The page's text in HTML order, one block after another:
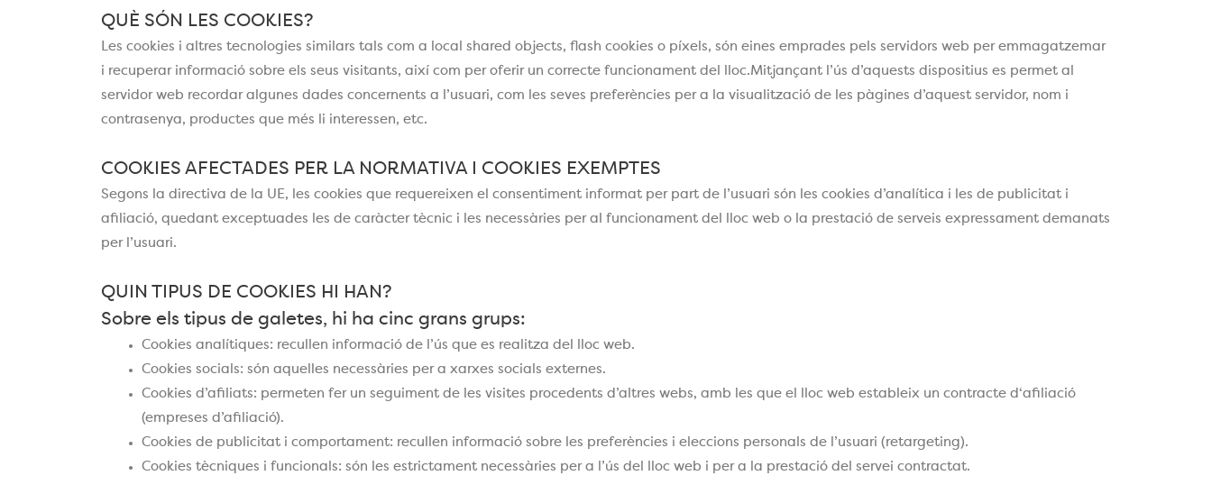
QUÈ SÓN LES COOKIES?
Les cookies i altres tecnologies similars tals com a local shared objects, flash cookies o píxels, són eines emprades pels servidors web per emmagatzemar
i recuperar informació sobre els seus visitants, així com per oferir un correcte funcionament del lloc.Mitjançant l’ús d’aquests dispositius es permet al
servidor web recordar algunes dades concernents a l’usuari, com les seves preferències per a la visualització de les pàgines d’aquest servidor, nom i
contrasenya, productes que més li interessen, etc.
COOKIES AFECTADES PER LA NORMATIVA I COOKIES EXEMPTES
Segons la directiva de la UE, les cookies que requereixen el consentiment informat per part de l’usuari són les cookies d’analítica i les de publicitat i
afiliació, quedant exceptuades les de caràcter tècnic i les necessàries per al funcionament del lloc web o la prestació de serveis expressament demanats
per l’usuari.
QUIN TIPUS DE COOKIES HI HAN?
Sobre els tipus de galetes, hi ha cinc grans grups:
Cookies analítiques: recullen informació de l’ús que es realitza del lloc web.
Cookies socials: són aquelles necessàries per a xarxes socials externes.
Cookies d’afiliats: permeten fer un seguiment de les visites procedents d’altres webs, amb les que el lloc web estableix un contracte d‘afiliació
(empreses d’afiliació).
Cookies de publicitat i comportament: recullen informació sobre les preferències i eleccions personals de l’usuari (retargeting).
Cookies tècniques i funcionals: són les estrictament necessàries per a l’ús del lloc web i per a la prestació del servei contractat.